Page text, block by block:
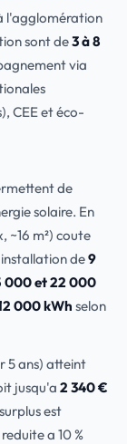
l'agglomération
sont de3 à 8
via
CEE et éco-
de
solaire. En
~16 m²) coute
de9
000 et 22 000
000 kWh selon
5 ans) atteint
jusqu'a 2 340 €
est
a 10 %